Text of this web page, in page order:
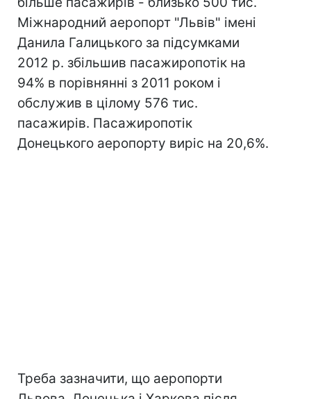
Міжнародний аеропорт "Львів" імені
Данила Галицького за підсумками
2012 р. збільшив пасажиропотік на
94% в порівнянні з 2011 роком і
обслужив в цілому 576 тис.
пасажирів. Пасажиропотік
Донецького аеропорту виріс на 20,6%.
Треба зазначити, що аеропорти